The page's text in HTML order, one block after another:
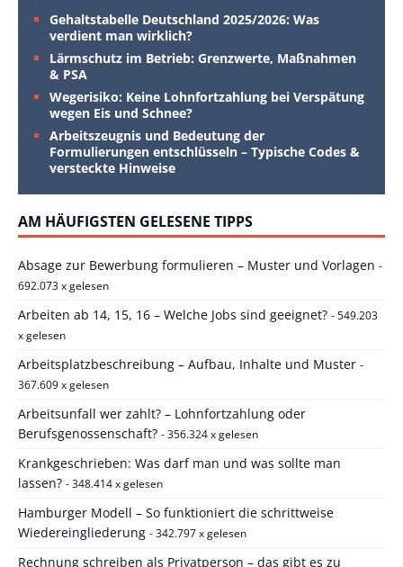
Gehaltstabelle Deutschland 2025/2026: Was
verdient man wirklich?
Lärmschutz im Betrieb: Grenzwerte, Maßnahmen
& PSA
Wegerisiko: Keine Lohnfortzahlung bei Verspätung
wegen Eis und Schnee?
Arbeitszeugnis und Bedeutung der
Formulierungen entschlüsseln – Typische Codes &
versteckte Hinweise
AM HÄUFIGSTEN GELESENE TIPPS
Absage zur Bewerbung formulieren – Muster und Vorlagen -
692.073 x gelesen
Arbeiten ab 14, 15, 16 – Welche Jobs sind geeignet? - 549.203
x gelesen
Arbeitsplatzbeschreibung – Aufbau, Inhalte und Muster -
367.609 x gelesen
Arbeitsunfall wer zahlt? – Lohnfortzahlung oder
Berufsgenossenschaft? - 356.324 x gelesen
Krankgeschrieben: Was darf man und was sollte man
lassen? - 348.414 x gelesen
Hamburger Modell – So funktioniert die schrittweise
Wiedereingliederung - 342.797 x gelesen
Rechnung schreiben als Privatperson – das gibt es zu